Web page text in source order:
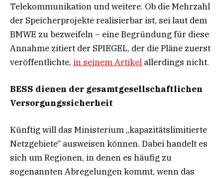
Telekommunikation und weitere. Ob die Mehrzahl
der Speicherprojekte realisierbar ist, sei laut dem
BMWE zu bezweifeln – eine Begründung für diese
Annahme zitiert der SPIEGEL, der die Pläne zuerst
veröffentlichte, in seinem Artikel allerdings nicht.
BESS dienen der gesamtgesellschaftlichen
Versorgungssicherheit
Künftig will das Ministerium „kapazitätslimitierte
Netzgebiete“ ausweisen können. Dabei handelt es
sich um Regionen, in denen es häufig zu
sogenannten Abregelungen kommt, wenn das